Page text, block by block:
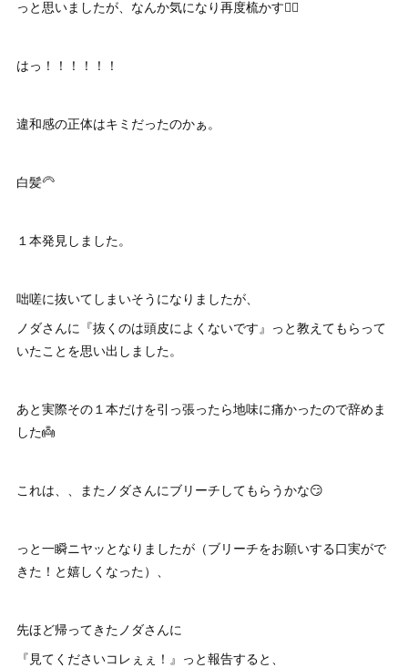
っと思いましたが、なんか気になり再度梳かす💇‍♂️
はっ！！！！！！
違和感の正体はキミだったのかぁ。
白髪🦳
１本発見しました。
咄嗟に抜いてしまいそうになりましたが、
ノダさんに『抜くのは頭皮によくないです』っと教えてもらって
いたことを思い出しました。
あと実際その１本だけを引っ張ったら地味に痛かったので辞めま
した👼
これは、、またノダさんにブリーチしてもらうかな😏
っと一瞬ニヤッとなりましたが（ブリーチをお願いする口実がで
きた！と嬉しくなった）、
先ほど帰ってきたノダさんに
『見てくださいコレぇぇ！』っと報告すると、